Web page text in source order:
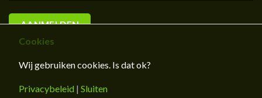
Cookies
Wij gebruiken cookies. Is dat ok?
Privacybeleid | Sluiten